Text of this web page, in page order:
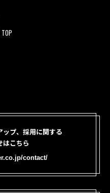
ップ、採用に関する
はこちら
contact/